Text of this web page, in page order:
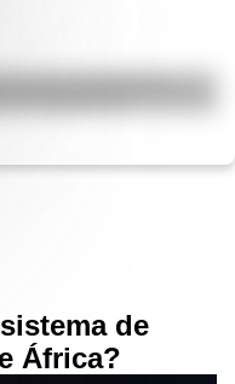
de los inmigrantes
de
África?